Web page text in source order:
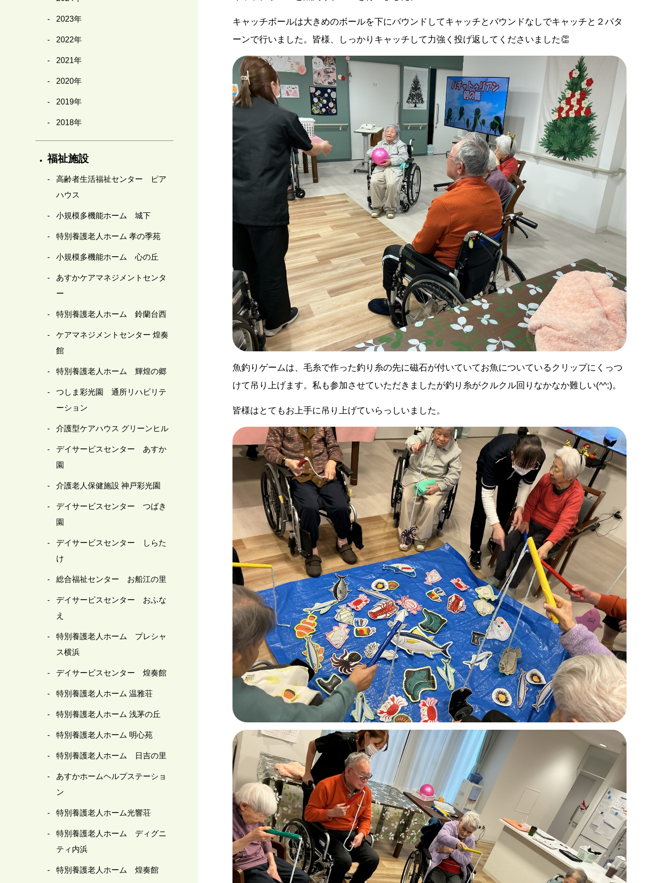
2023年
2022年
2021年
2020年
2019年
2018年
福祉施設
高齢者生活福祉センター ピア
ハウス
小規模多機能ホーム 城下
特別養護老人ホーム 孝の季苑
小規模多機能ホーム 心の丘
あすかケアマネジメントセンタ
ー
特別養護老人ホーム 鈴蘭台西
ケアマネジメントセンター 煌奏
館
特別養護老人ホーム 輝煌の郷
つしま彩光園 通所リハビリテ
ーション
介護型ケアハウス グリーンヒル
デイサービスセンター あすか
園
介護老人保健施設 神戸彩光園
デイサービスセンター つばき
園
デイサービスセンター しらた
け
総合福祉センター お船江の里
デイサービスセンター おふな
え
特別養護老人ホーム プレシャ
ス横浜
デイサービスセンター 煌奏館
特別養護老人ホーム 温雅荘
特別養護老人ホーム 浅茅の丘
特別養護老人ホーム 明心苑
特別養護老人ホーム 日吉の里
あすかホームヘルプステーショ
ン
特別養護老人ホーム光響荘
特別養護老人ホーム ディグニ
ティ内浜
特別養護老人ホーム 煌奏館
キャッチボールは大きめのボールを下にバウンドしてキャッチとバウンドなしでキャッチと２パタ
ーンで行いました。皆様、しっかりキャッチして力強く投げ返してくださいました👏
魚釣りゲームは、毛糸で作った釣り糸の先に磁石が付いていてお魚についているクリップにくっつ
けて吊り上げます。私も参加させていただきましたが釣り糸がクルクル回りなかなか難しい(^^;)。
皆様はとてもお上手に吊り上げていらっしいました。